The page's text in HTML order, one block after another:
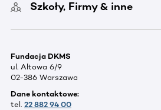
Szkoły, Firmy & inne
Fundacja DKMS
ul. Altowa 6/9
02-386 Warszawa
Dane kontaktowe:
tel. 22 882 94 00